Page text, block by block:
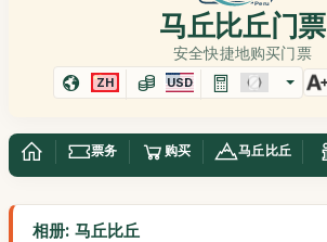
马丘比丘门票
安全快捷地购买门票
ZH USD
票务 购买 马丘比丘
相册: 马丘比丘